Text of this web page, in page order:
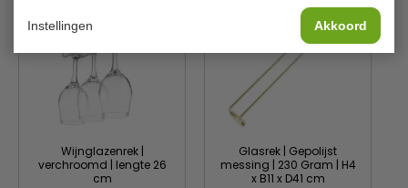
Instellingen Akkoord
Wijnglazenrek |
verchroomd | lengte 26
cm
Glasrek | Gepolijst
messing | 230 Gram | H4
x B11 x D41 cm